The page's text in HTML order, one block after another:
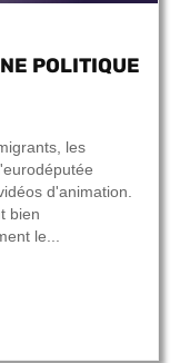
POLITIQUE
les
d'animation.
bien
le...